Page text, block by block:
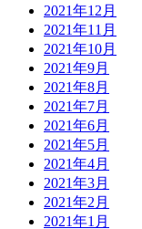
2021年12月
2021年11月
2021年10月
2021年9月
2021年8月
2021年7月
2021年6月
2021年5月
2021年4月
2021年3月
2021年2月
2021年1月